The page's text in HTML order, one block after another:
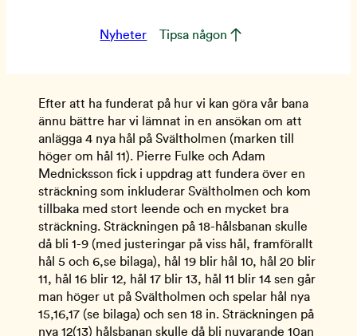
Nyheter Tipsa någon
Efter att ha funderat på hur vi kan göra vår bana
ännu bättre har vi lämnat in en ansökan om att
anlägga 4 nya hål på Svältholmen (marken till
höger om hål 11). Pierre Fulke och Adam
Mednicksson fick i uppdrag att fundera över en
sträckning som inkluderar Svältholmen och kom
tillbaka med stort leende och en mycket bra
sträckning. Sträckningen på 18-hålsbanan skulle
då bli 1-9 (med justeringar på viss hål, framförallt
hål 5 och 6,se bilaga), hål 19 blir hål 10, hål 20 blir
11, hål 16 blir 12, hål 17 blir 13, hål 11 blir 14 sen går
man höger ut på Svältholmen och spelar hål nya
15,16,17 (se bilaga) och sen 18 in. Sträckningen på
nya 12(13) hålsbanan skulle då bli nuvarande 10an